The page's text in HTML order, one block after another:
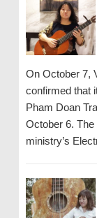
On October 7,
confirmed that
Pham Doan
October 6.
ministry’s